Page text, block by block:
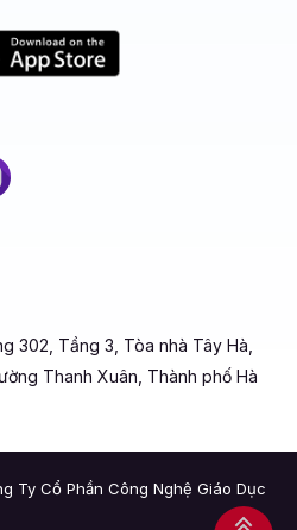
302, Tầng 3, Tòa nhà Tây Hà,
Thanh Xuân, Thành phố Hà
Ty Cổ Phần Công Nghệ Giáo Dục